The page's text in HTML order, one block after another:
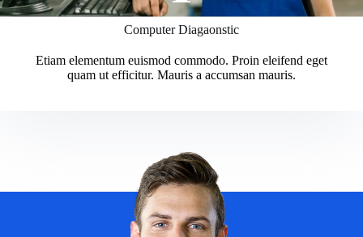
Computer Diagaonstic
Etiam elementum euismod commodo. Proin eleifend eget
quam ut efficitur. Mauris a accumsan mauris.